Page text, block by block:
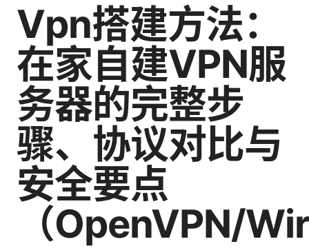
Vpn搭建方法：
在家自建VPN服
务器的完整步
骤、协议对比与
安全要点
（OpenVPN/